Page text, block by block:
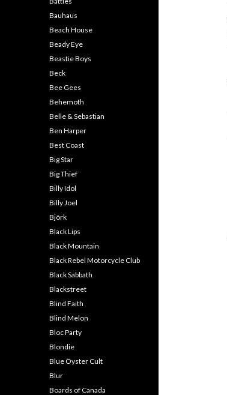
Bauhaus
Beach House
Beady Eye
Beastie Boys
Beck
Bee Gees
Behemoth
Belle & Sebastian
Ben Harper
Best Coast
Big Star
Big Thief
Billy Idol
Billy Joel
Björk
Black Lips
Black Mountain
Black Rebel Motorcycle Club
Black Sabbath
Blackstreet
Blind Faith
Blind Melon
Bloc Party
Blondie
Blue Öyster Cult
Blur
Boards of Canada